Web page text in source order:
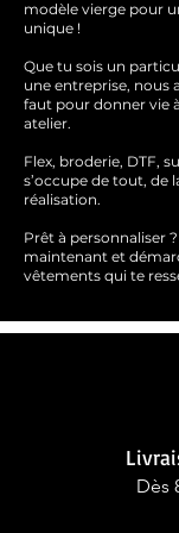
modèle vierge pour
unique !
Que tu sois un
une entreprise, nous
faut pour donner vie
atelier.
Flex, broderie, DTF,
s’occupe de tout, de
réalisation.
Prêt à personnaliser ?
maintenant et
vêtements qui te
Dès